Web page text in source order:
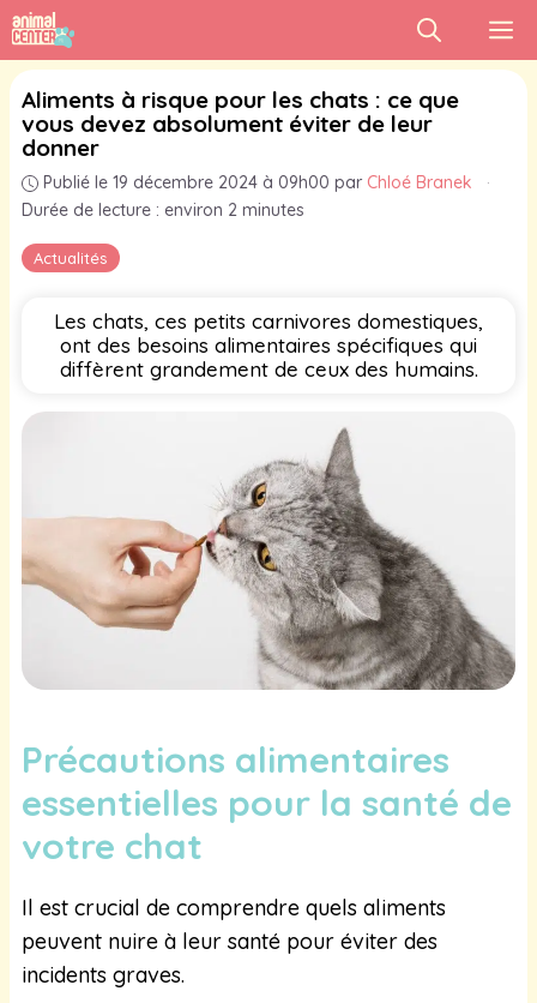
Aller
au
contenu
Actualités
Aliments à risque pour les chats : ce que
vous devez absolument éviter de leur
donner
Publié le 19 décembre 2024 à 09h00 par Chloé Branek
·
Durée de lecture : environ 2 minutes
Les chats, ces petits carnivores domestiques,
ont des besoins alimentaires spécifiques qui
diffèrent grandement de ceux des humains.
Précautions alimentaires
essentielles pour la santé de
votre chat
Il est crucial de comprendre quels aliments
peuvent nuire à leur santé pour éviter des
incidents graves.